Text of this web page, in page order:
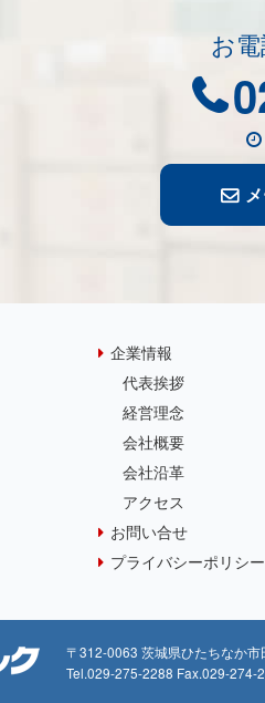
お
企業情報
代表挨拶
経営理念
会社概要
会社沿革
アクセス
お問い合せ
プライバシーポリシー
〒312-0063 茨城県ひたちなか
Tel.029-275-2288 Fax.029-274-